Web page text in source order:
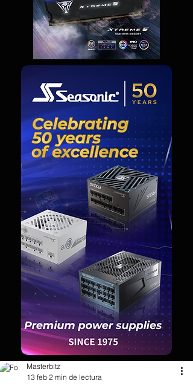
Masterbitz
13 feb 2 min de lectura